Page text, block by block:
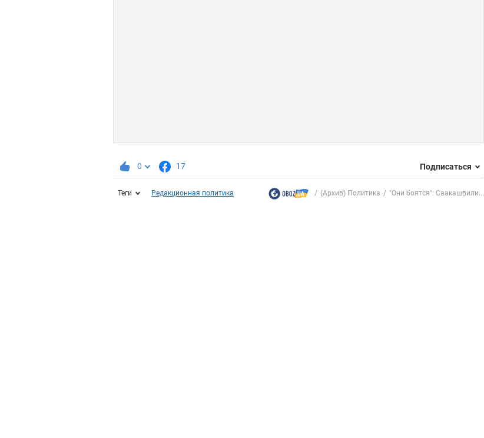
0 17 Подписаться
Теги Редакционная политика (Архив) Политика "Они боятся": Саакашвили...